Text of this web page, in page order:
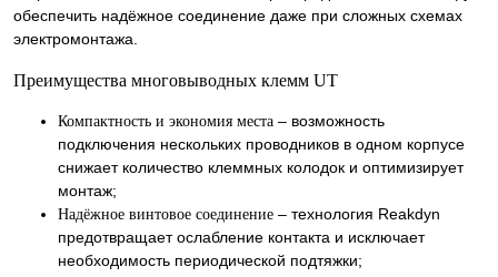
обеспечить надёжное соединение даже при сложных схемах
электромонтажа.
Преимущества многовыводных клемм UT
Компактность и экономия места – возможность
подключения нескольких проводников в одном корпусе
снижает количество клеммных колодок и оптимизирует
монтаж;
Надёжное винтовое соединение – технология Reakdyn
предотвращает ослабление контакта и исключает
необходимость периодической подтяжки;